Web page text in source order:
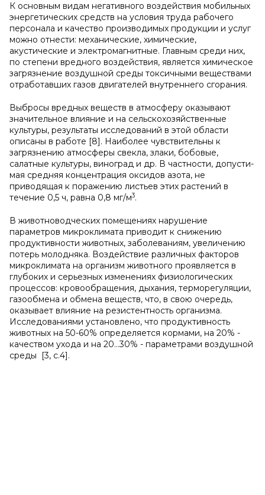
К основным видам негативного воздействия мобильных
энергетических средств на условия труда рабочего
персонала и качество производимых продукции и услуг
можно отнести: механические, химические,
акустические и электромагнитные. Главным среди них,
по степени вредного воздействия, является химическое
загрязнение воздушной среды токсичными веществами
отработавших газов двигателей внутреннего сгорания.
Выбросы вредных веществ в атмосферу оказывают
значительное влияние и на сельскохозяйственные
культуры, результаты исследований в этой области
описаны в работе [8]. Наиболее чувствительны к
загрязнению атмосферы свекла, злаки, бобовые,
салатные культуры, виноград и др. В частности, допусти­
мая средняя концентрация оксидов азота, не
приводящая к пораже­нию листьев этих растений в
течение 0,5 ч, равна 0,8 мг/м3.
В животноводческих помещениях нарушение
параметров микроклимата приводит к снижению
продуктивности животных, заболеваниям, увеличению
потерь молодняка. Воздействие различных факторов
микроклимата на организм животного проявляется в
глубоких и серьезных изменениях физиологических
процессов: кровообращения, дыхания, терморегуляции,
газообмена и обмена веществ, что, в свою очередь,
оказывает влияние на резистентность организма.
Исследованиями установлено, что продуктивность
животных на 50-60% определяется кормами, на 20% -
качеством ухода и на 20…30% - параметрами воздушной
среды [3, с.4].